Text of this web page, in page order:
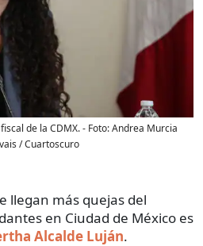
de la CDMX.- Foto:Andrea Murcia
/ Cuartoscuro
llegan más quejas del
en Ciudad de México es
Alcalde Luján.